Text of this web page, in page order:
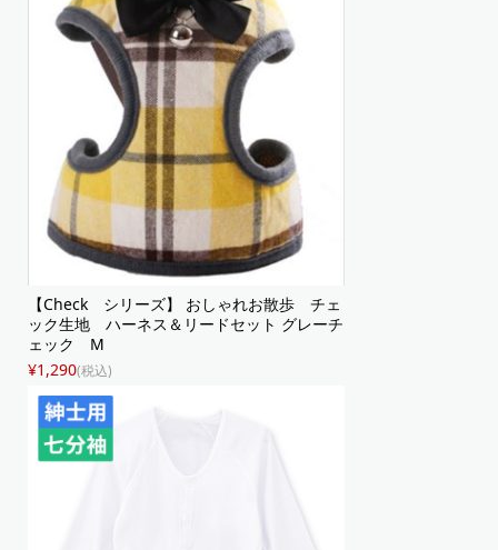
【Check シリーズ】 おしゃれお散歩 チェ
ック生地 ハーネス＆リードセット グレーチ
ェック M
¥1,290(税込)